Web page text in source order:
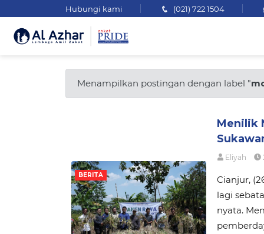
Hubungi kami (021) 722 1504
Menampilkan postingan dengan label "
BERITA
Menilik
Eliyah
Cianjur,
lagi
nyata.